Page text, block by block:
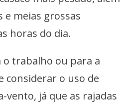
e meias grossas
horas do dia.
o trabalho ou para a
considerar o uso de
vento, já que as rajadas